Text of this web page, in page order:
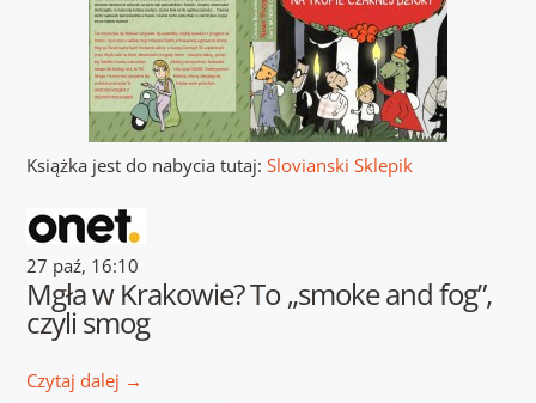
Książka jest do nabycia tutaj: Slovianski Sklepik
27 paź, 16:10
Mgła w Krakowie? To „smoke and fog”,
czyli smog
Czytaj dalej →